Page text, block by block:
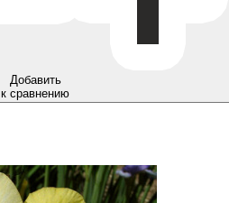
Добавить
к сравнению